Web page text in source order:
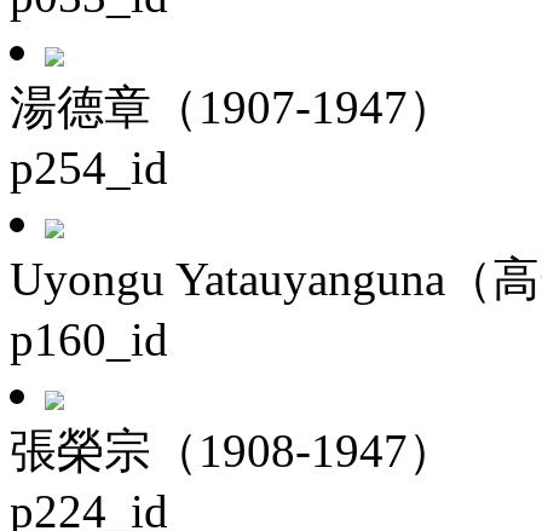
湯德章（1907-1947）
p254_id
Uyongu Yatauyanguna（
p160_id
張榮宗（1908-1947）
p224_id